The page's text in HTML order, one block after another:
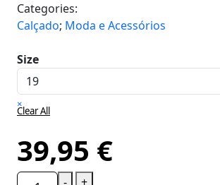
Categories:
Calçado; Moda e Acessórios
Size
×
Clear All
39,95 €